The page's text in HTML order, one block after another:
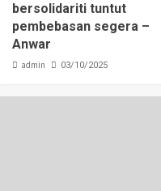
bersolidariti tuntut
pembebasan segera –
Anwar
admin 03/10/2025